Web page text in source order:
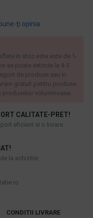
ţi opinia
CALITATE-PRET!
eficient si o livrare
la achizitie
in stoc este este de 1-
se poate extinde la 4-5
de produse sau in
gratuit pentru produse
produselor voluminoase.
CONDITII LIVRARE